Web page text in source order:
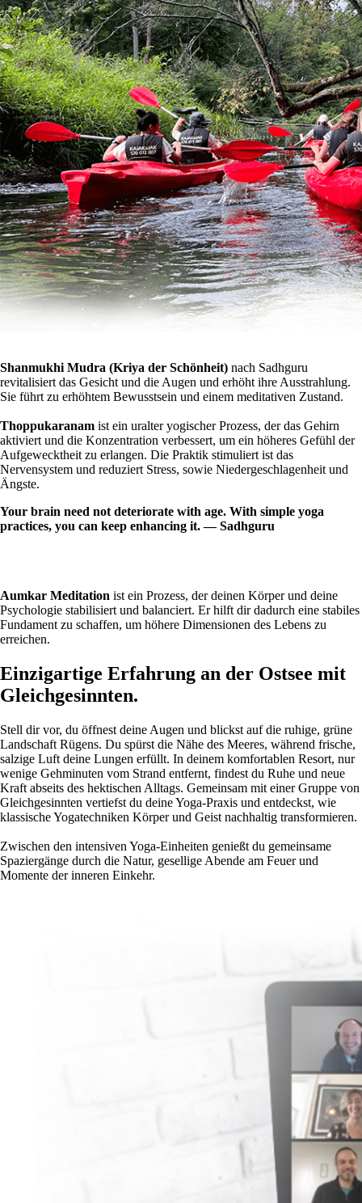
Shanmukhi Mudra (Kriya der Schönheit) nach Sadhguru
revitalisiert das Gesicht und die Augen und erhöht ihre Ausstrahlung.
Sie führt zu erhöhtem Bewusstsein und einem meditativen Zustand.
Thoppukaranam ist ein uralter yogischer Prozess, der das Gehirn
aktiviert und die Konzentration verbessert, um ein höheres Gefühl der
Aufgewecktheit zu erlangen. Die Praktik stimuliert ist das
Nervensystem und reduziert Stress, sowie Niedergeschlagenheit und
Ängste.
Your brain need not deteriorate with age. With simple yoga
practices, you can keep enhancing it. ― Sadhguru
Aumkar Meditation ist ein Prozess, der deinen Körper und deine
Psychologie stabilisiert und balanciert. Er hilft dir dadurch eine stabiles
Fundament zu schaffen, um höhere Dimensionen des Lebens zu
erreichen.
Einzigartige Erfahrung an der Ostsee mit
Gleichgesinnten.
Stell dir vor, du öffnest deine Augen und blickst auf die ruhige, grüne
Landschaft Rügens. Du spürst die Nähe des Meeres, während frische,
salzige Luft deine Lungen erfüllt. In deinem komfortablen Resort, nur
wenige Gehminuten vom Strand entfernt, findest du Ruhe und neue
Kraft abseits des hektischen Alltags. Gemeinsam mit einer Gruppe von
Gleichgesinnten vertiefst du deine Yoga-Praxis und entdeckst, wie
klassische Yogatechniken Körper und Geist nachhaltig transformieren.
Zwischen den intensiven Yoga-Einheiten genießt du gemeinsame
Spaziergänge durch die Natur, gesellige Abende am Feuer und
Momente der inneren Einkehr.